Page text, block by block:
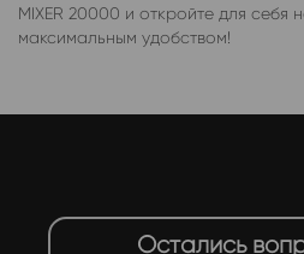
MIXER 20000 и откройте для себя
максимальным удобством!
Остались